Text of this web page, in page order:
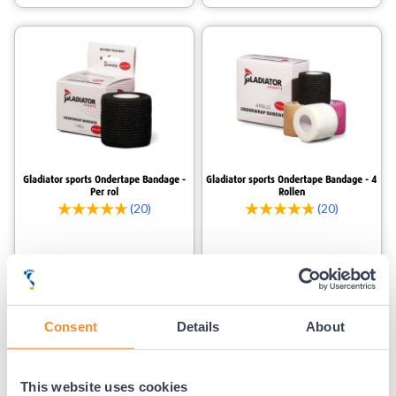
Consent Details About
This website uses cookies
Gladiator sports Ondertape Bandage -
Per rol
(20)
2,
Gladiator sports Ondertape Bandage - 4
Rollen
(20)